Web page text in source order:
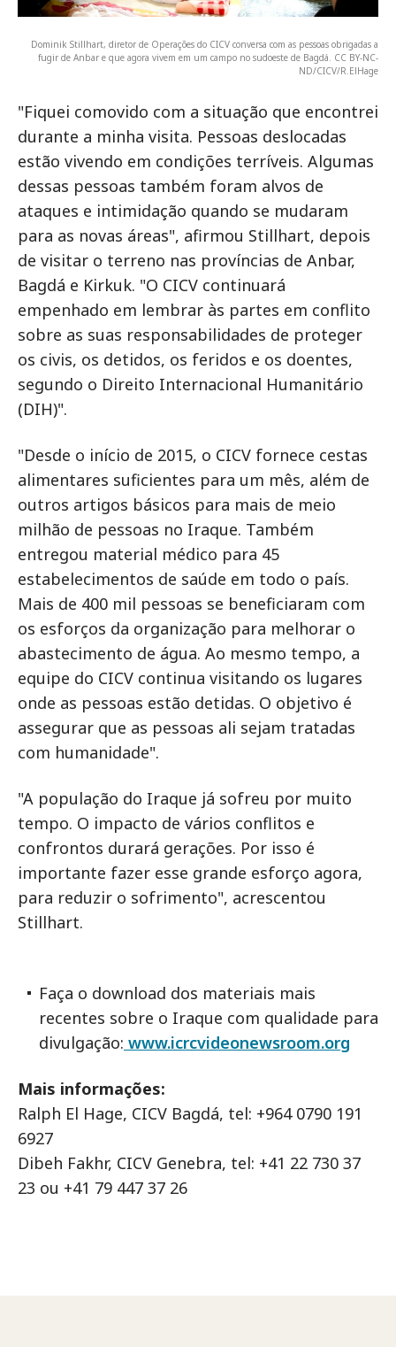
Dominik Stillhart, diretor de Operações do CICV conversa com as pessoas obrigadas a
fugir de Anbar e que agora vivem em um campo no sudoeste de Bagdá. CC BY-NC-
ND/CICV/R.ElHage
"Fiquei comovido com a situação que encontrei
durante a minha visita. Pessoas deslocadas
estão vivendo em condições terríveis. Algumas
dessas pessoas também foram alvos de
ataques e intimidação quando se mudaram
para as novas áreas", afirmou Stillhart, depois
de visitar o terreno nas províncias de Anbar,
Bagdá e Kirkuk. "O CICV continuará
empenhado em lembrar às partes em conflito
sobre as suas responsabilidades de proteger
os civis, os detidos, os feridos e os doentes,
segundo o Direito Internacional Humanitário
(DIH)".
"Desde o início de 2015, o CICV fornece cestas
alimentares suficientes para um mês, além de
outros artigos básicos para mais de meio
milhão de pessoas no Iraque. Também
entregou material médico para 45
estabelecimentos de saúde em todo o país.
Mais de 400 mil pessoas se beneficiaram com
os esforços da organização para melhorar o
abastecimento de água. Ao mesmo tempo, a
equipe do CICV continua visitando os lugares
onde as pessoas estão detidas. O objetivo é
assegurar que as pessoas ali sejam tratadas
com humanidade".
"A população do Iraque já sofreu por muito
tempo. O impacto de vários conflitos e
confrontos durará gerações. Por isso é
importante fazer esse grande esforço agora,
para reduzir o sofrimento", acrescentou
Stillhart.
Faça o download dos materiais mais
recentes sobre o Iraque com qualidade para
divulgação: www.icrcvideonewsroom.org
Mais informações:
Ralph El Hage, CICV Bagdá, tel: +964 0790 191
6927
Dibeh Fakhr, CICV Genebra, tel: +41 22 730 37
23 ou +41 79 447 37 26